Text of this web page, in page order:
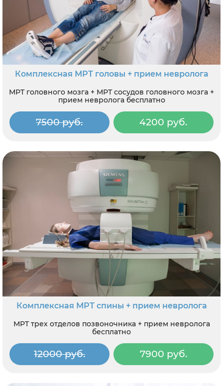
Комплексная МРТ головы + прием невролога
МРТ головного мозга + МРТ сосудов головного мозга +
прием невролога бесплатно
7500 руб. 4200 руб.
Комплексная МРТ спины + прием невролога
МРТ трех отделов позвоночника + прием невролога
бесплатно
12000 руб. 7900 руб.